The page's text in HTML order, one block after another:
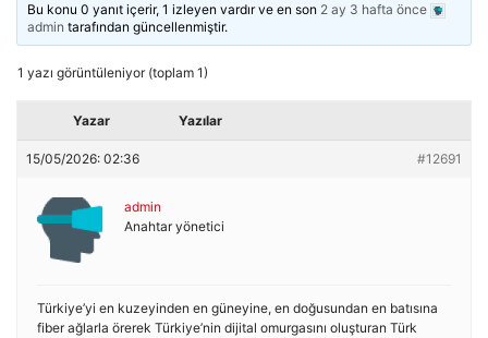
Bu konu 0 yanıt içerir, 1 izleyen vardır ve en son 2 ay 3 hafta önce
admin tarafından güncellenmiştir.
1 yazı görüntüleniyor (toplam 1)
Yazar Yazılar
15/05/2026: 02:36 #12691
admin
Anahtar yönetici
Türkiye’yi en kuzeyinden en güneyine, en doğusundan en batısına
fiber ağlarla örerek Türkiye’nin dijital omurgasını oluşturan Türk